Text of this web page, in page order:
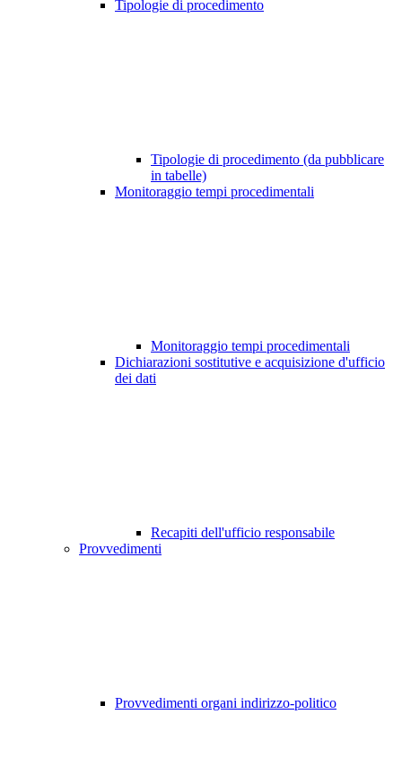
Tipologie di procedimento
Tipologie di procedimento (da pubblicare
in tabelle)
Monitoraggio tempi procedimentali
Monitoraggio tempi procedimentali
Dichiarazioni sostitutive e acquisizione d'ufficio
dei dati
Recapiti dell'ufficio responsabile
Provvedimenti
Provvedimenti organi indirizzo-politico